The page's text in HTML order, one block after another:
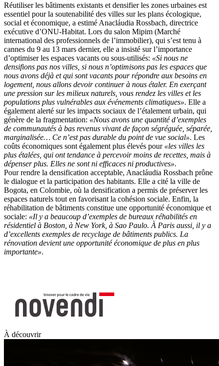
Réutiliser les bâtiments existants et densifier les zones urbaines est
essentiel pour la soutenabilité des villes sur les plans écologique,
social et économique, a estimé Anacláudia Rossbach, directrice
exécutive d’ONU-Habitat. Lors du salon Mipim (Marché
international des professionnels de l’immobilier), qui s’est tenu à
cannes du 9 au 13 mars dernier, elle a insisté sur l’importance
d’optimiser les espaces vacants ou sous-utilisés: «Si nous ne
densifions pas nos villes, si nous n’optimisons pas les espaces que
nous avons déjà et qui sont vacants pour répondre aux besoins en
logement, nous allons devoir continuer à nous étaler. En exerçant
une pression sur les milieux naturels, vous rendez les villes et les
populations plus vulnérables aux événements climatiques». Elle a
également alerté sur les impacts sociaux de l’étalement urbain, qui
génère de la fragmentation: «Nous avons une quantité d’exemples
de communautés à bas revenus vivant de façon ségréguée, séparée,
marginalisée… Ce n’est pas durable du point de vue social». Les
coûts économiques sont également plus élevés pour «les villes les
plus étalées, qui ont tendance à percevoir moins de recettes, mais à
dépenser plus. Elles ne sont ni efficaces ni productives».
Pour rendre la densification acceptable, Anacláudia Rossbach prône
le dialogue et la participation des habitants. Elle a cité la ville de
Bogota, en Colombie, où la densification a permis de préserver les
espaces naturels tout en favorisant la cohésion sociale. Enfin, la
réhabilitation de bâtiments constitue une opportunité économique et
sociale: «Il y a beaucoup d’exemples de bureaux réhabilités en
résidentiel à Boston, à New York, à Sao Paulo. À Paris aussi, il y a
d’excellents exemples de recyclage de bâtiments publics. La
rénovation devient une opportunité économique de plus en plus
importante».
À découvrir